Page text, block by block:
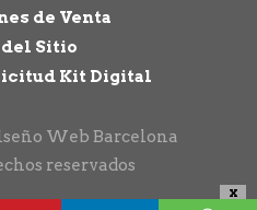
de Venta
del Sitio
Kit Digital
Web Barcelona
reservados
X